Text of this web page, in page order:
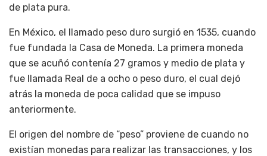
de plata pura.
En México, el llamado peso duro surgió en 1535, cuando
fue fundada la Casa de Moneda. La primera moneda
que se acuñó contenía 27 gramos y medio de plata y
fue llamada Real de a ocho o peso duro, el cual dejó
atrás la moneda de poca calidad que se impuso
anteriormente.
El origen del nombre de “peso” proviene de cuando no
existían monedas para realizar las transacciones, y los